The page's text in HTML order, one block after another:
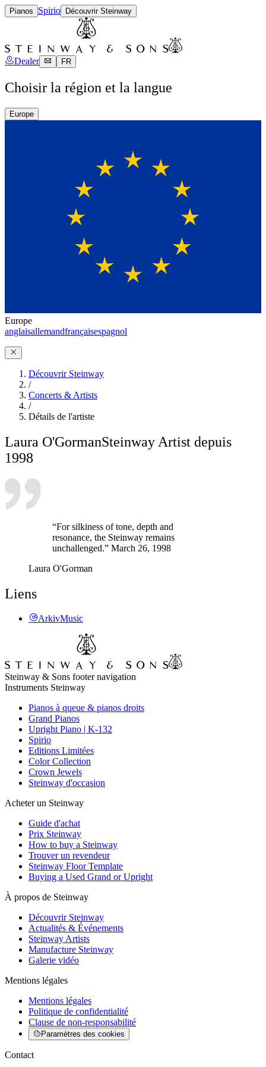
Pianos Spirio Découvrir Steinway
Dealer FR
Choisir la région et la langue
Europe
Europe
anglaisallemandfrançaisespagnol
Découvrir Steinway
/
Concerts & Artists
/
Détails de l'artiste
Laura O'GormanSteinway Artist depuis
1998
“For silkiness of tone, depth and
resonance, the Steinway remains
unchallenged.” March 26, 1998
Laura O'Gorman
Liens
ArkivMusic
Steinway & Sons footer navigation
Instruments Steinway
Pianos à queue & pianos droits
Grand Pianos
Upright Piano | K-132
Spirio
Editions Limitées
Color Collection
Crown Jewels
Steinway d'occasion
Acheter un Steinway
Guide d'achat
Prix Steinway
How to buy a Steinway
Trouver un revendeur
Steinway Floor Template
Buying a Used Grand or Upright
À propos de Steinway
Découvrir Steinway
Actualités & Événements
Steinway Artists
Manufacture Steinway
Galerie vidéo
Mentions légales
Mentions légales
Politique de confidentialité
Clause de non-responsabilité
Paramètres des cookies
Contact